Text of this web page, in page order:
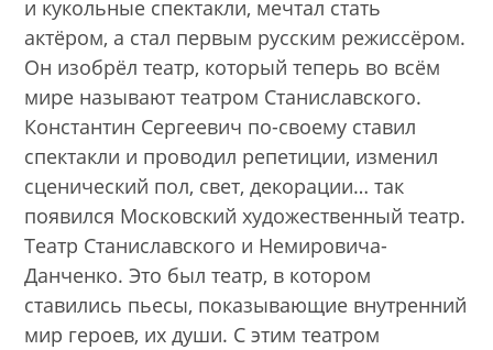
и кукольные спектакли, мечтал стать
актёром, а стал первым русским режиссёром.
Он изобрёл театр, который теперь во всём
мире называют театром Станиславского.
Константин Сергеевич по-своему ставил
спектакли и проводил репетиции, изменил
сценический пол, свет, декорации… так
появился Московский художественный театр.
Театр Станиславского и Немировича-
Данченко. Это был театр, в котором
ставились пьесы, показывающие внутренний
мир героев, их души. С этим театром